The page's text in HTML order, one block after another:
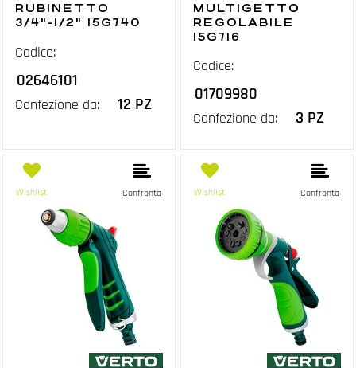
RUBINETTO
3/4"-1/2" 15G740
Codice:
02646101
Confezione da: 12 PZ
MULTIGETTO
REGOLABILE
15G716
Codice:
01709980
Confezione da: 3 PZ
Wishlist Confronta Wishlist Confronta